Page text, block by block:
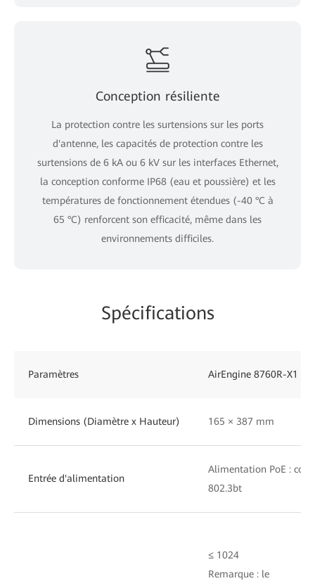
Conception résiliente
La protection contre les surtensions sur les ports
d'antenne, les capacités de protection contre les
surtensions de 6 kA ou 6 kV sur les interfaces Ethernet,
la conception conforme IP68 (eau et poussière) et les
températures de fonctionnement étendues (-40 °C à
65 °C) renforcent son efficacité, même dans les
environnements difficiles.
Spécifications
Paramètres AirEngine 8760R-X1
Dimensions (Diamètre x Hauteur) 165 × 387 mm
Entrée d'alimentation
Alimentation PoE :
802.3bt
≤ 1024
Remarque : le